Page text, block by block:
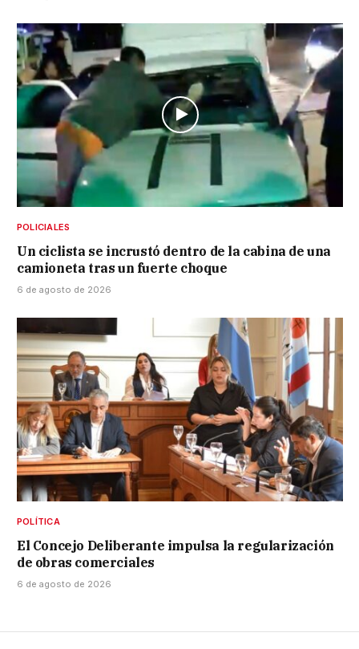
POLICIALES
Un ciclista se incrustó dentro de la cabina de una
camioneta tras un fuerte choque
6 de agosto de 2026
POLÍTICA
El Concejo Deliberante impulsa la regularización
de obras comerciales
6 de agosto de 2026